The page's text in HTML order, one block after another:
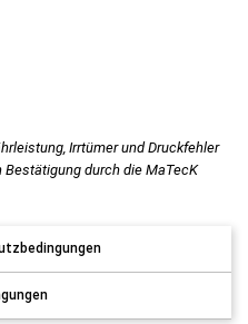
Irrtümer und Druckfehler
durch die MaTecK